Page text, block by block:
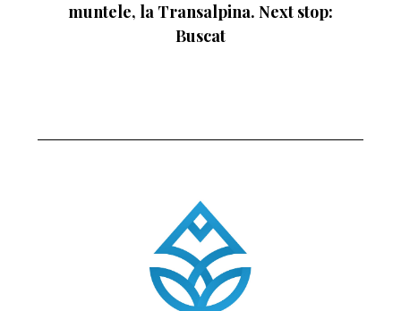
muntele, la Transalpina. Next stop:
Buscat